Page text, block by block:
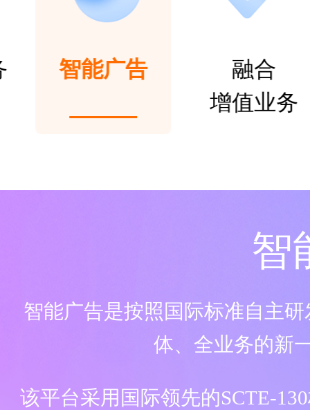
智能广告
融合
增值业务
智
智能广告是按照国际标准自主
体、全业务的新
该平台采用国际领先的SCTE-